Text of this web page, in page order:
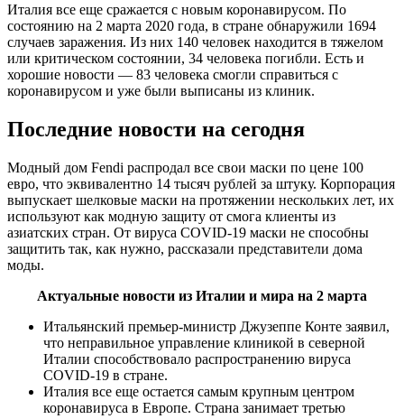
Италия все еще сражается с новым коронавирусом. По
состоянию на 2 марта 2020 года, в стране обнаружили 1694
случаев заражения. Из них 140 человек находится в тяжелом
или критическом состоянии, 34 человека погибли. Есть и
хорошие новости — 83 человека смогли справиться с
коронавирусом и уже были выписаны из клиник.
Последние новости на сегодня
Модный дом Fendi распродал все свои маски по цене 100
евро, что эквивалентно 14 тысяч рублей за штуку. Корпорация
выпускает шелковые маски на протяжении нескольких лет, их
используют как модную защиту от смога клиенты из
азиатских стран. От вируса COVID-19 маски не способны
защитить так, как нужно, рассказали представители дома
моды.
Актуальные новости из Италии и мира на 2 марта
Итальянский премьер-министр Джузеппе Конте заявил,
что неправильное управление клиникой в северной
Италии способствовало распространению вируса
COVID-19 в стране.
Италия все еще остается самым крупным центром
коронавируса в Европе. Страна занимает третью